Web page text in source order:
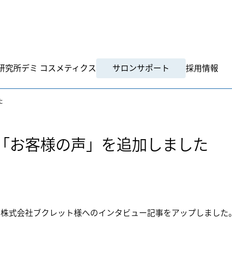
究所デミ コスメティクス サロンサポート 採用情報
客様の声」を追加しました
会社ブクレット様へのインタビュー記事をアップしました。